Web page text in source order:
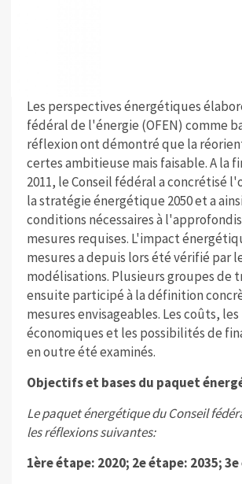
Les perspectives énergétiques
fédéral de l'énergie (OFEN) comme
réflexion ont démontré que la
certes ambitieuse mais faisable. A la
2011, le Conseil fédéral a concrétisé
la stratégie énergétique 2050 et a
conditions nécessaires à
mesures requises. L'impact
mesures a depuis lors été vérifié par
modélisations. Plusieurs groupes de
ensuite participé à la définition
mesures envisageables. Les coûts,
économiques et les possibilités de
en outre été examinés.
Objectifs et bases du paquet
Le paquet énergétique du Conseil
les réflexions suivantes:
1ère étape: 2020; 2e étape: 2035;